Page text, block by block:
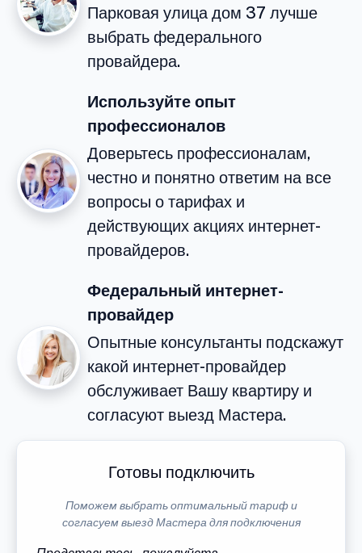
Парковая улица дом 37 лучше
выбрать федерального
провайдера.
Используйте опыт
профессионалов
Доверьтесь профессионалам,
честно и понятно ответим на все
вопросы о тарифах и
действующих акциях интернет-
провайдеров.
Федеральный интернет-
провайдер
Опытные консультанты подскажут
какой интернет-провайдер
обслуживает Вашу квартиру и
согласуют выезд Мастера.
Готовы подключить
Поможем выбрать оптимальный тариф и
согласуем выезд Мастера для подключения